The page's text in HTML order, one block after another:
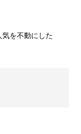
を不動にした